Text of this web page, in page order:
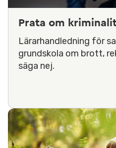
Prata om
Lärarhandledning för
grundskola om brott,
säga nej.